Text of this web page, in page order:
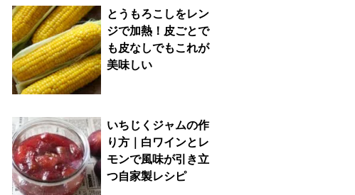
とうもろこしをレン
ジで加熱！皮ごとで
も皮なしでもこれが
美味しい
いちじくジャムの作
り方｜白ワインとレ
モンで風味が引き立
つ自家製レシピ